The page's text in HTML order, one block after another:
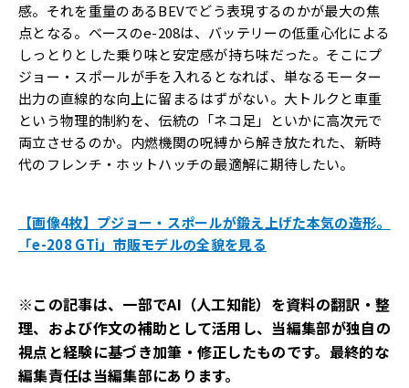
感。それを重量のあるBEVでどう表現するのかが最大の焦
点となる。ベースのe-208は、バッテリーの低重心化による
しっとりとした乗り味と安定感が持ち味だった。そこにプ
ジョー・スポールが手を入れるとなれば、単なるモーター
出力の直線的な向上に留まるはずがない。大トルクと車重
という物理的制約を、伝統の「ネコ足」といかに高次元で
両立させるのか。内燃機関の呪縛から解き放たれた、新時
代のフレンチ・ホットハッチの最適解に期待したい。
【画像4枚】プジョー・スポールが鍛え上げた本気の造形。
「e-208 GTi」市販モデルの全貌を見る
※この記事は、一部でAI（人工知能）を資料の翻訳・整
理、および作文の補助として活用し、当編集部が独自の
視点と経験に基づき加筆・修正したものです。最終的な
編集責任は当編集部にあります。